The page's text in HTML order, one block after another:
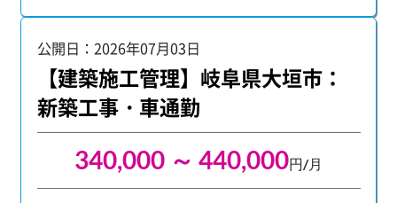
施工中の写真撮影および整理・管理 ・施工計画書
や報告書など、各種書類の作成 【配属後も安心の
サポート体制】 配属後も専任の担当者が定期的に
現場を訪問し、業務上のトラブルや課題がないか
を確認。 困りごとがあればすぐに相談できる環境
を整え、安心して業務に集中できるようフォロー
公開日：2026年07月03日
【建築施工管理】岐阜県大垣市：
新築工事・車通勤
340,000 ～ 440,000円/月